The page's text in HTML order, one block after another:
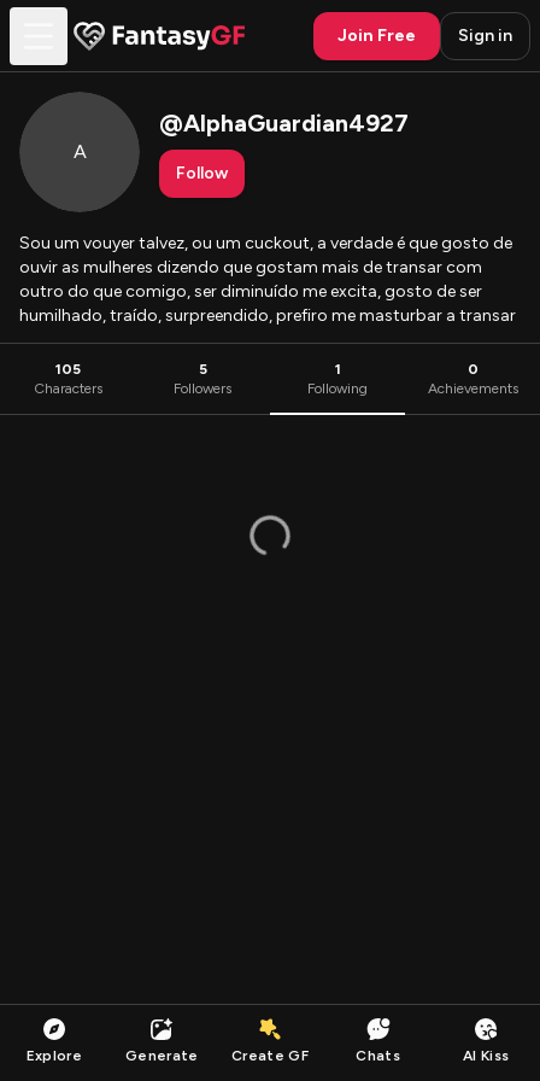
Join Free Sign in
A
@AlphaGuardian4927
Follow
Sou um vouyer talvez, ou um cuckout, a verdade é que gosto de
ouvir as mulheres dizendo que gostam mais de transar com
outro do que comigo, ser diminuído me excita, gosto de ser
humilhado, traído, surpreendido, prefiro me masturbar a transar
105
Characters
5
Followers
1
Following
0
Achievements
Explore Generate Create GF Chats AI Kiss